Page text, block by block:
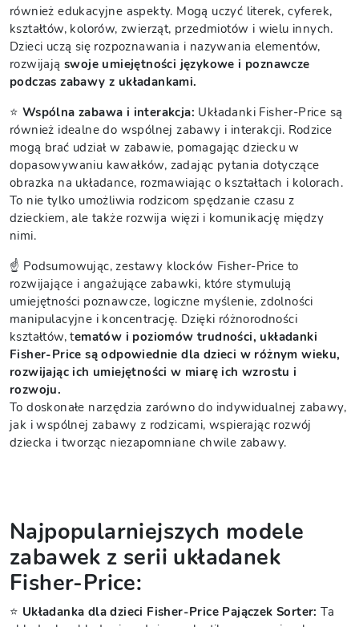
również edukacyjne aspekty. Mogą uczyć literek, cyferek,
kształtów, kolorów, zwierząt, przedmiotów i wielu innych.
Dzieci uczą się rozpoznawania i nazywania elementów,
rozwijająswoje umiejętności językowe i poznawcze
podczas zabawy z układankami.
⭐ Wspólna zabawa i interakcja: Układanki Fisher-Price są
również idealne do wspólnej zabawy i interakcji. Rodzice
mogą brać udział w zabawie, pomagając dziecku w
dopasowywaniu kawałków, zadając pytania dotyczące
obrazka na układance, rozmawiając o kształtach i kolorach.
To nie tylko umożliwia rodzicom spędzanie czasu z
dzieckiem, ale także rozwija więzi i komunikację między
nimi.
☝️ Podsumowując, zestawy klocków Fisher-Price to
rozwijające i angażujące zabawki, które stymulują
umiejętności poznawcze, logiczne myślenie, zdolności
manipulacyjne i koncentrację. Dzięki różnorodności
kształtów, tematów i poziomów trudności, układanki
Fisher-Price są odpowiednie dla dzieci w różnym wieku,
rozwijając ich umiejętności w miarę ich wzrostu i
rozwoju.
To doskonałe narzędzia zarówno do indywidualnej zabawy,
jak i wspólnej zabawy z rodzicami, wspierając rozwój
dziecka i tworząc niezapomniane chwile zabawy.
Najpopularniejszych modele
zabawek z serii układanek
Fisher-Price:
⭐ Układanka dla dzieci Fisher-Price Pajączek Sorter:Ta